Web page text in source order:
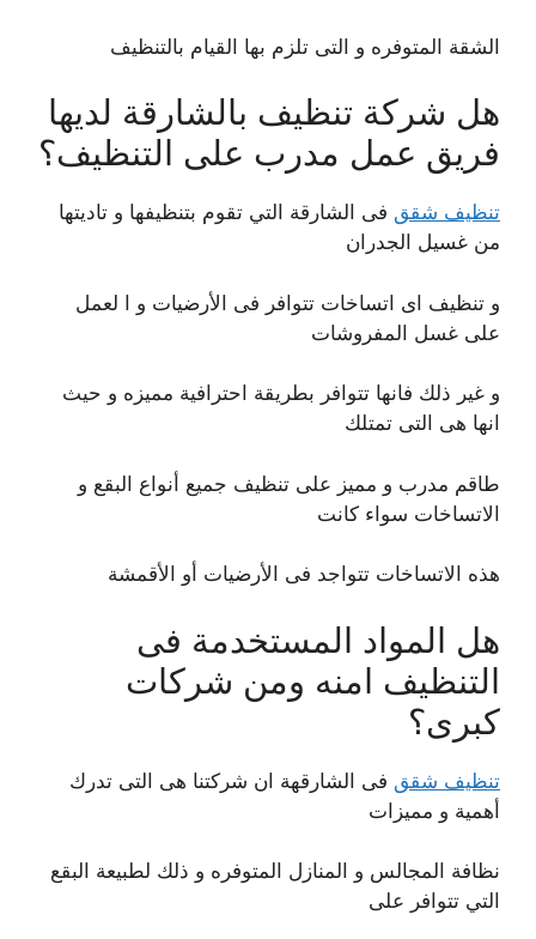
الشقة المتوفره و التى تلزم بها القيام بالتنظيف
هل شركة تنظيف بالشارقة لديها
فريق عمل مدرب على التنظيف؟
تنظيف شقق فى الشارقة التي تقوم بتنظيفها و تاديتها
من غسيل الجدران
و تنظيف اى اتساخات تتوافر فى الأرضيات و ا لعمل
على غسل المفروشات
و غير ذلك فانها تتوافر بطريقة احترافية مميزه و حيث
انها هى التى تمتلك
طاقم مدرب و مميز على تنظيف جميع أنواع البقع و
الاتساخات سواء كانت
هذه الاتساخات تتواجد فى الأرضيات أو الأقمشة
هل المواد المستخدمة فى
التنظيف امنه ومن شركات
كبرى؟
تنظيف شقق فى الشارقهة ان شركتنا هى التى تدرك
أهمية و مميزات
نظافة المجالس و المنازل المتوفره و ذلك لطبيعة البقع
التي تتوافر على